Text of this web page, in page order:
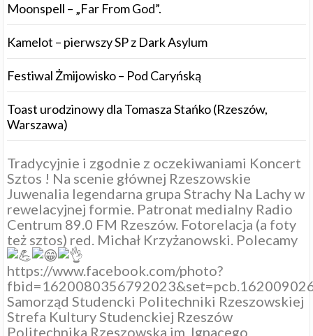
Moonspell – „Far From God”.
Kamelot – pierwszy SP z Dark Asylum
Festiwal Żmijowisko – Pod Caryńską
Toast urodzinowy dla Tomasza Stańko (Rzeszów,
Warszawa)
Tradycyjnie i zgodnie z oczekiwaniami Koncert
Sztos ! Na scenie głównej Rzeszowskie
Juwenalia legendarna grupaStrachy Na Lachyw
rewelacyjnej formie. Patronat medialny Radio
Centrum 89.0 FM Rzeszów. Fotorelacja (a foty
też sztos) red. Michał Krzyżanowski. Polecamy
https://www.facebook.com/photo?
Samorząd Studencki Politechniki Rzeszowskiej
Strefa Kultury Studenckiej Rzeszów
Politechnika Rzeszowska im. Ignacego